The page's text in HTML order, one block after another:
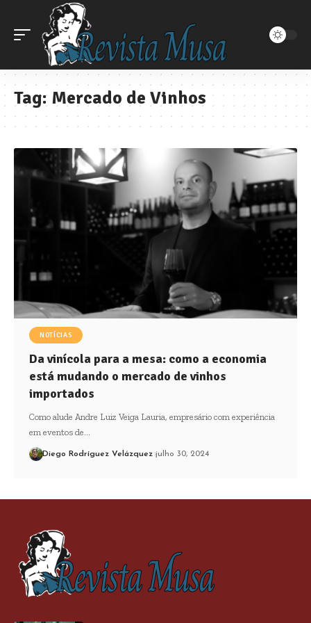
Tag: Mercado de Vinhos
NOTÍCIAS
Da vinícola para a mesa: como a economia
está mudando o mercado de vinhos
importados
Como alude Andre Luiz Veiga Lauria, empresário com experiência
em eventos de…
Diego Rodríguez Velázquez julho 30, 2024